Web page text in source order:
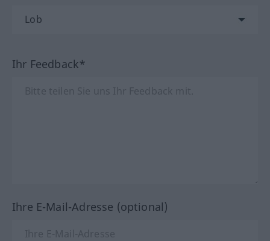
Ihr Feedback*
Ihre E-Mail-Adresse (optional)